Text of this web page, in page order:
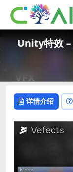
Unity特效 –
详情介绍